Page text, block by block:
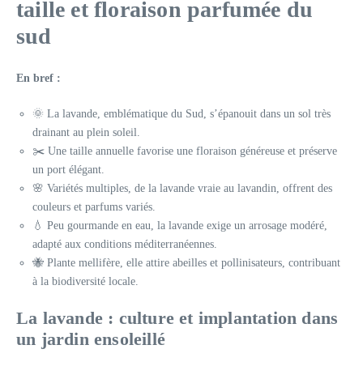
taille et floraison parfumée du
sud
En bref :
🌞 La lavande, emblématique du Sud, s’épanouit dans un sol très
drainant au plein soleil.
✂️ Une taille annuelle favorise une floraison généreuse et préserve
un port élégant.
🌸 Variétés multiples, de la lavande vraie au lavandin, offrent des
couleurs et parfums variés.
💧 Peu gourmande en eau, la lavande exige un arrosage modéré,
adapté aux conditions méditerranéennes.
🐝 Plante mellifère, elle attire abeilles et pollinisateurs, contribuant
à la biodiversité locale.
La lavande : culture et implantation dans
un jardin ensoleillé